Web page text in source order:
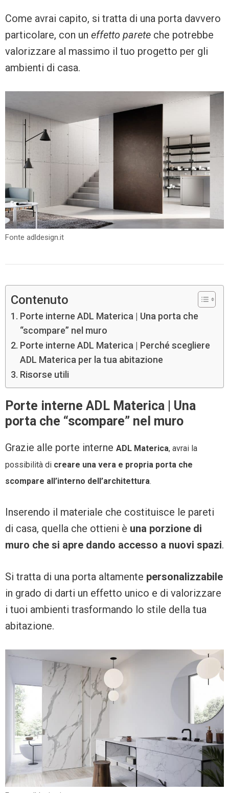
Come avrai capito, si tratta di una porta davvero
particolare, con un effetto parete che potrebbe
valorizzare al massimo il tuo progetto per gli
ambienti di casa.
Fonte adldesign.it
Contenuto
Porte interne ADL Materica | Una porta che
“scompare” nel muro
Porte interne ADL Materica | Perché scegliere
ADL Materica per la tua abitazione
Risorse utili
Porte interne ADL Materica | Una
porta che “scompare” nel muro
Grazie alle porte interne ADL Materica, avrai la
possibilità di creare una vera e propria porta che
scompare all’interno dell’architettura.
Inserendo il materiale che costituisce le pareti
di casa, quella che ottieni è una porzione di
muro che si apre dando accesso a nuovi spazi.
Si tratta di una porta altamente personalizzabile
in grado di darti un effetto unico e di valorizzare
i tuoi ambienti trasformando lo stile della tua
abitazione.